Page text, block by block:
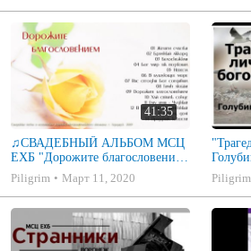
41:35
♫СВАДЕБНЫЙ АЛЬБОМ МСЦ
ЕХБ "Дорожите благословением
- Христианские песни.
Музыкальный диск. Псалмы
Piligrim Март 11, 2020
"Трагедия личного
Голубин
2019
Piligrim